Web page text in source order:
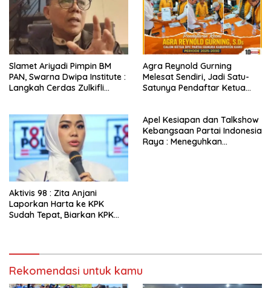
Slamet Ariyadi Pimpin BM
PAN, Swarna Dwipa Institute :
Langkah Cerdas Zulkifli
Agra Reynold Gurning
Melesat Sendiri, Jadi Satu-
Satunya Pendaftar Ketua
Aktivis 98 : Zita Anjani
Laporkan Harta ke KPK
Sudah Tepat, Biarkan KPK
Apel Kesiapan dan Talkshow
Kebangsaan Partai Indonesia
Raya : Meneguhkan
Rekomendasi untuk kamu